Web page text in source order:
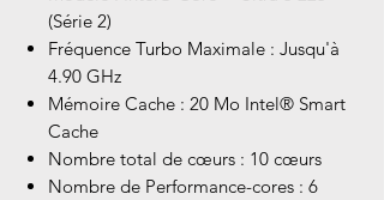
(Série 2)
Fréquence Turbo Maximale : Jusqu'à
4.90 GHz
Mémoire Cache : 20 Mo Intel® Smart
Cache
Nombre total de cœurs : 10 cœurs
Nombre de Performance-cores : 6